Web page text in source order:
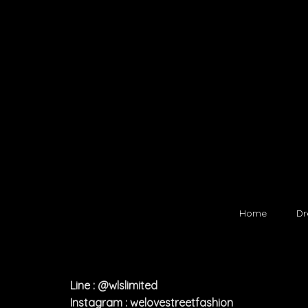
Home
Line : @wlslimited
Instagram : welovestreetfashion